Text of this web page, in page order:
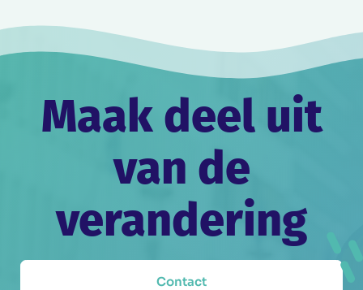
Maak deel uit
van de
verandering
Contact